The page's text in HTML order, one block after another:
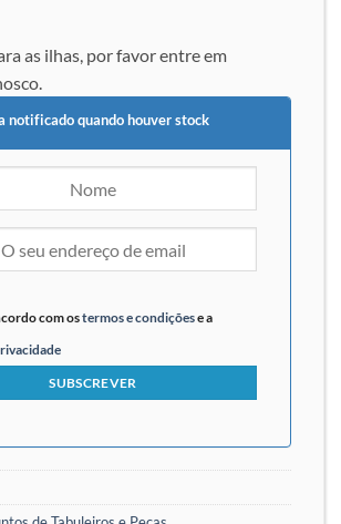
as ilhas, por favor entre em
notificado quando houver stock
com ostermos e condiçõese a